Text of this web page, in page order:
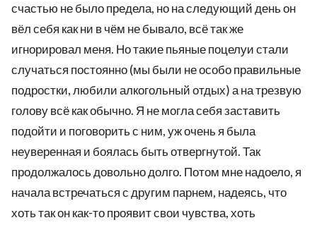
счастью не было предела, но на следующий день он
вёл себя как ни в чём не бывало, всё так же
игнорировал меня. Но такие пьяные поцелуи стали
случаться постоянно (мы были не особо правильные
подростки, любили алкогольный отдых) а на трезвую
голову всё как обычно. Я не могла себя заставить
подойти и поговорить с ним, уж очень я была
неуверенная и боялась быть отвергнутой. Так
продолжалось довольно долго. Потом мне надоело, я
начала встречаться с другим парнем, надеясь, что
хоть так он как-то проявит свои чувства, хоть